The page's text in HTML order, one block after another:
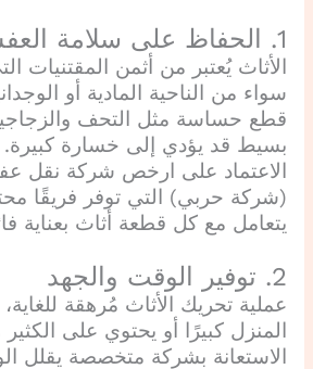
1. الحفاظ على سلامة العفش
الأثاث يُعتبر من أثمن المقتنيات
سواء من الناحية المادية أو
قطع حساسة مثل التحف
بسيط قد يؤدي إلى خسارة كبيرة.
الاعتماد على ارخص شركة نقل
(شركة حربي) التي توفر فريقًا
يتعامل مع كل قطعة أثاث بعناية
2. توفير الوقت والجهد
عملية تحريك الأثاث مُرهقة
المنزل كبيرًا أو يحتوي على
الاستعانة بشركة متخصصة يقلل